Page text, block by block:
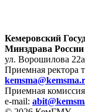
Кемеровский
Минздрава России
ул. Ворошилова
Приемная ректора
Приемная комиссия
e-mail: